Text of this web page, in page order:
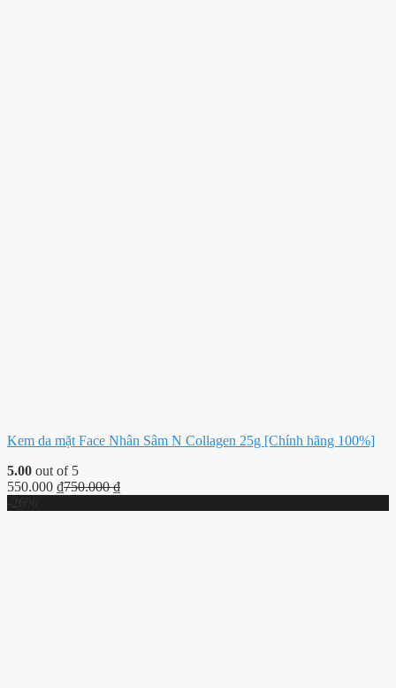
Kem da mặt Face Nhân Sâm N Collagen 25g [Chính hãng 100%]
5.00 out of 5
550.000 ₫750.000₫